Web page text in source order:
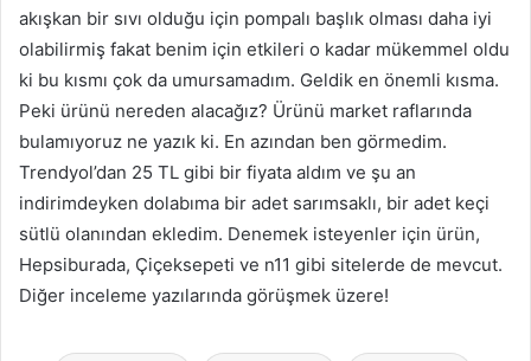
akışkan bir sıvı olduğu için pompalı başlık olması daha iyi
olabilirmiş fakat benim için etkileri o kadar mükemmel oldu
ki bu kısmı çok da umursamadım. Geldik en önemli kısma.
Peki ürünü nereden alacağız? Ürünü market raflarında
bulamıyoruz ne yazık ki. En azından ben görmedim.
Trendyol’dan 25 TL gibi bir fiyata aldım ve şu an
indirimdeyken dolabıma bir adet sarımsaklı, bir adet keçi
sütlü olanından ekledim. Denemek isteyenler için ürün,
Hepsiburada, Çiçeksepeti ve n11 gibi sitelerde de mevcut.
Diğer inceleme yazılarında görüşmek üzere!